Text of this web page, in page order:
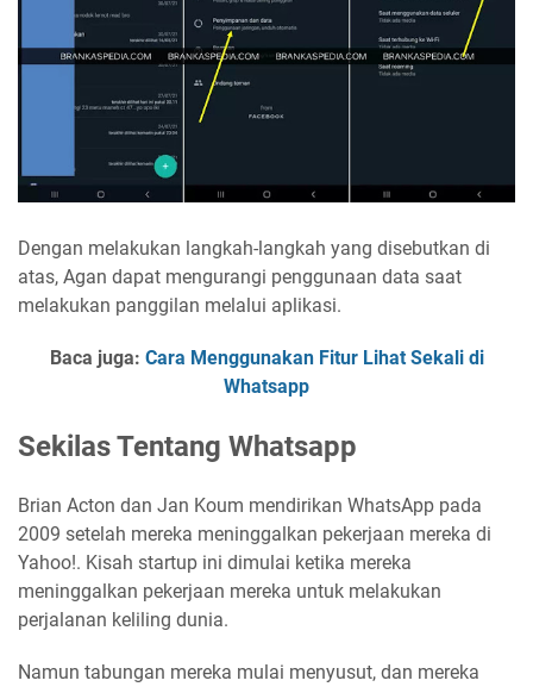
Dengan melakukan langkah-langkah yang disebutkan di
atas, Agan dapat mengurangi penggunaan data saat
melakukan panggilan melalui aplikasi.
Baca juga: Cara Menggunakan Fitur Lihat Sekali di
Whatsapp
Sekilas Tentang Whatsapp
Brian Acton dan Jan Koum mendirikan WhatsApp pada
2009 setelah mereka meninggalkan pekerjaan mereka di
Yahoo!. Kisah startup ini dimulai ketika mereka
meninggalkan pekerjaan mereka untuk melakukan
perjalanan keliling dunia.
Namun tabungan mereka mulai menyusut, dan mereka